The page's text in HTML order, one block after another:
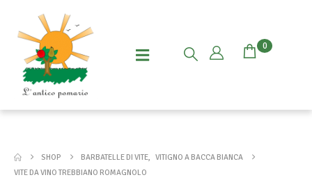
0
SHOP BARBATELLE DI VITE, VITIGNO A BACCA BIANCA
VITE DA VINO TREBBIANO ROMAGNOLO